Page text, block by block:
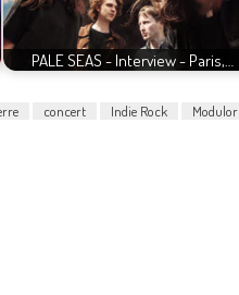
PALE SEAS - Interview - Paris,…
concert Indie Rock Modulor